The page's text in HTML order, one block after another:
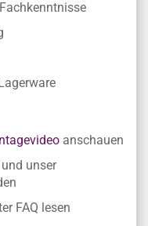
anschauen
unser
FAQ lesen